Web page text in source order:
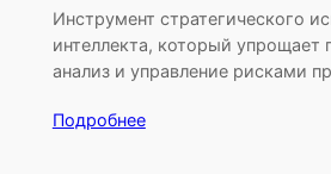
Инструмент стратегического
интеллекта, который упрощает
анализ и управление рисками
Подробнее